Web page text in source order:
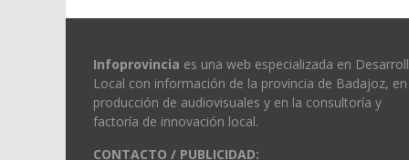
Infoprovincia es una web especializada en
Local con información de la provincia de Badajoz, en
producción de audiovisuales y en la consultoría y
factoría de innovación local.
CONTACTO / PUBLICIDAD: